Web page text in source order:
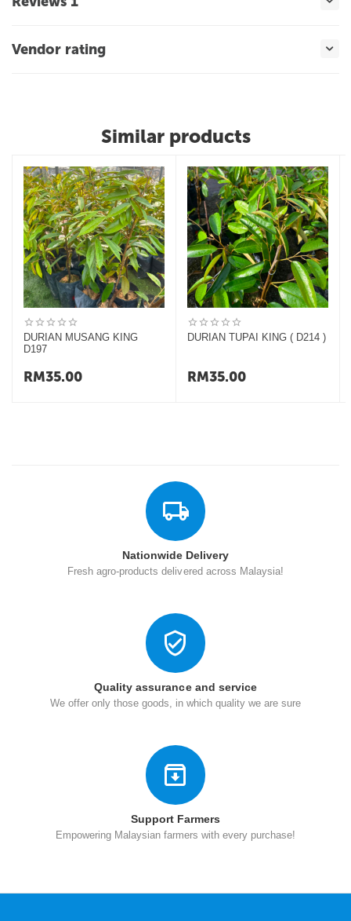
Vendor rating
Similar products
DURIAN MUSANG KING
D197
RM35.00
DURIAN TUPAI KING ( D214 )
RM35.00
Nationwide Delivery
Fresh agro-products delivered across Malaysia!
Quality assurance and service
We offer only those goods, in which quality we are sure
Support Farmers
Empowering Malaysian farmers with every purchase!